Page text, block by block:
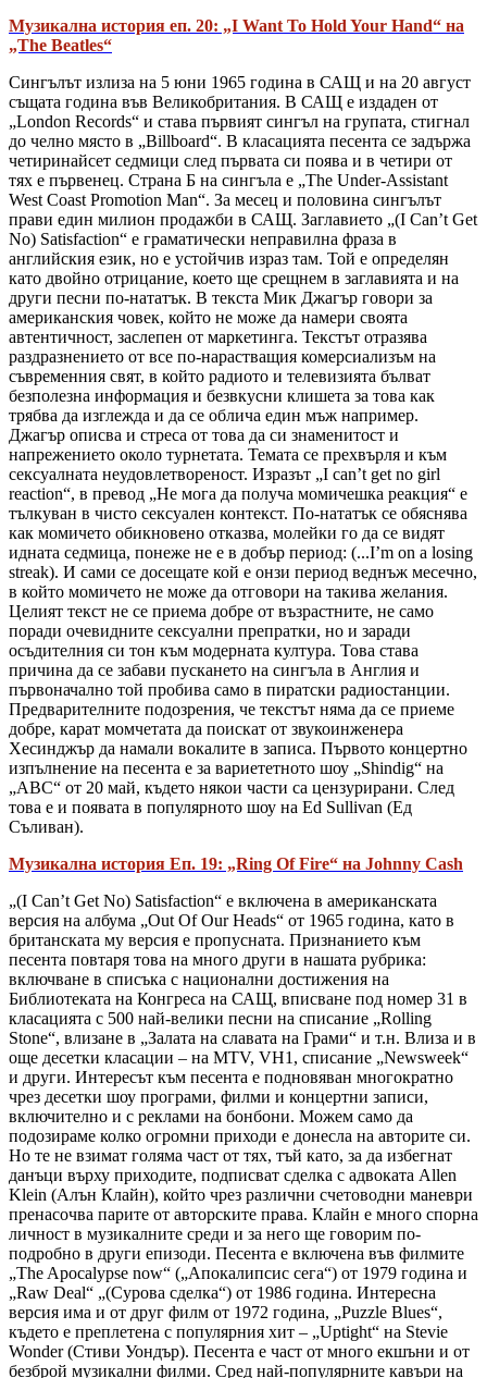
Музикална история еп. 20: „I Want To Hold Your Hand“ на
„The Beatles“
Сингълът излиза на 5 юни 1965 година в САЩ и на 20 август
същата година във Великобритания. В САЩ е издаден от
„London Records“ и става първият сингъл на групата, стигнал
до челно място в „Billboard“. В класацията песента се задържа
четиринайсет седмици след първата си поява и в четири от
тях е първенец. Страна Б на сингъла е „The Under-Assistant
West Coast Promotion Man“. За месец и половина сингълът
прави един милион продажби в САЩ. Заглавието „(I Can’t Get
No) Satisfaction“ е граматически неправилна фраза в
английския език, но е устойчив израз там. Той е определян
като двойно отрицание, което ще срещнем в заглавията и на
други песни по-нататък. В текста Мик Джагър говори за
американския човек, който не може да намери своята
автентичност, заслепен от маркетинга. Текстът отразява
раздразнението от все по-нарастващия комерсиализъм на
съвременния свят, в който радиото и телевизията бълват
безполезна информация и безвкусни клишета за това как
трябва да изглежда и да се облича един мъж например.
Джагър описва и стреса от това да си знаменитост и
напрежението около турнетата. Темата се прехвърля и към
сексуалната неудовлетвореност. Изразът „I can’t get no girl
reaction“, в превод „Не мога да получа момичешка реакция“ е
тълкуван в чисто сексуален контекст. По-нататък се обяснява
как момичето обикновено отказва, молейки го да се видят
идната седмица, понеже не е в добър период: (...I’m on a losing
streak). И сами се досещате кой е онзи период веднъж месечно,
в който момичето не може да отговори на такива желания.
Целият текст не се приема добре от възрастните, не само
поради очевидните сексуални препратки, но и заради
осъдителния си тон към модерната култура. Това става
причина да се забави пускането на сингъла в Англия и
първоначално той пробива само в пиратски радиостанции.
Предварителните подозрения, че текстът няма да се приеме
добре, карат момчетата да поискат от звукоинженера
Хесинджър да намали вокалите в записа. Първото концертно
изпълнение на песента е за вариететното шоу „Shindig“ на
„ABC“ от 20 май, където някои части са цензурирани. След
това е и появата в популярното шоу на Ed Sullivan (Ед
Съливан).
Музикална история Еп. 19: „Ring Of Fire“ на Johnny Cash
„(I Can’t Get No) Satisfaction“ е включена в американската
версия на албума „Out Of Our Heads“ от 1965 година, като в
британската му версия е пропусната. Признанието към
песента повтаря това на много други в нашата рубрика:
включване в списъка с национални достижения на
Библиотеката на Конгреса на САЩ, вписване под номер 31 в
класацията с 500 най-велики песни на списание „Rolling
Stone“, влизане в „Залата на славата на Грами“ и т.н. Влиза и в
още десетки класации – на MTV, VH1, списание „Newsweek“
и други. Интересът към песента е подновяван многократно
чрез десетки шоу програми, филми и концертни записи,
включително и с реклами на бонбони. Можем само да
подозираме колко огромни приходи е донесла на авторите си.
Но те не взимат голяма част от тях, тъй като, за да избегнат
данъци върху приходите, подписват сделка с адвоката Allen
Klein (Алън Клайн), който чрез различни счетоводни маневри
пренасочва парите от авторските права. Клайн е много спорна
личност в музикалните среди и за него ще говорим по-
подробно в други епизоди. Песента е включена във филмите
„The Apocalypse now“ („Апокалипсис сега“) от 1979 година и
„Raw Deal“ „(Сурова сделка“) от 1986 година. Интересна
версия има и от друг филм от 1972 година, „Puzzle Blues“,
където е преплетена с популярния хит – „Uptight“ на Stevie
Wonder (Стиви Уондър). Песента е част от много екшъни и от
безброй музикални филми. Сред най-популярните кавъри на